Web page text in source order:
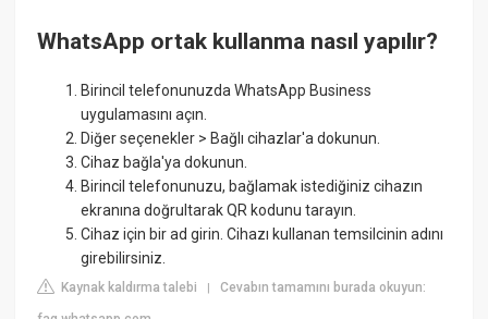
WhatsApp ortak kullanma nasıl yapılır?
Birincil telefonunuzda WhatsApp Business
uygulamasını açın.
Diğer seçenekler > Bağlı cihazlar'a dokunun.
Cihaz bağla'ya dokunun.
Birincil telefonunuzu, bağlamak istediğiniz cihazın
ekranına doğrultarak QR kodunu tarayın.
Cihaz için bir ad girin. Cihazı kullanan temsilcinin adını
girebilirsiniz.
Kaynak kaldırma talebi |Cevabın tamamını burada okuyun: